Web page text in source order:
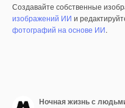
Создавайте собственные
изображений ИИ и
фотографий на основе ИИ.
Ночная жизнь с